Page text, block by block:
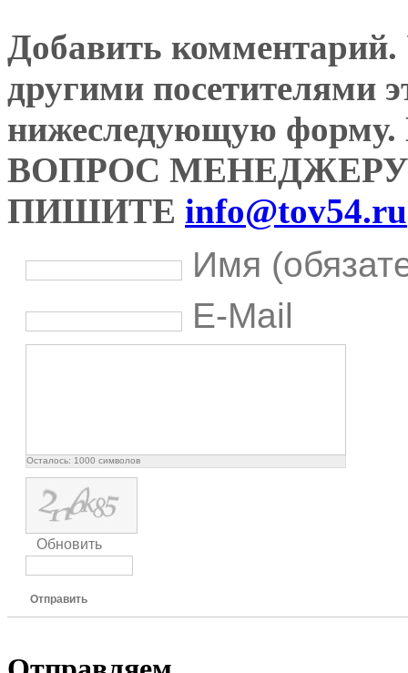
Добавить комментарий.
другими посетителями
нижеследующую
ВОПРОС
ПИШИТЕ info@tov54.ru
Имя
E-Mail
Осталось: 1000 символов
Обновить
Отправить